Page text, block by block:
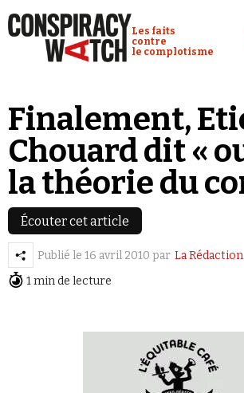
Conspiracy Watch :
Les faits
contre
le complotisme
Analyses
Conspipédia
Vidéos
Émissions
Revues de presse
Demander à Vera
Se connecter
Finalement,
Chouard dit «
la théorie du
Écouter cet article
Publié le 16 avril 2010 par La Rédaction
1 min de lecture